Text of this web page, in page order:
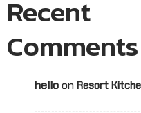
Recent
Comments
helloon Resort